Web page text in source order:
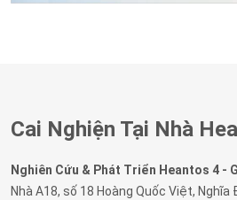
Cai Nghiện Tại Nhà
Nghiên Cứu & Phát Triển Heantos 4 -
Nhà A18, số 18 Hoàng Quốc Việt, Nghĩa